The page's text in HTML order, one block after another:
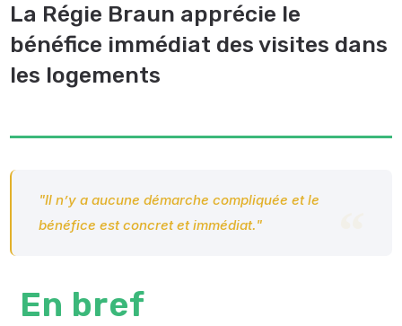
La Régie Braun apprécie le
bénéfice immédiat des visites dans
les logements
"Il n’y a aucune démarche compliquée et le
bénéfice est concret et immédiat."
En bref